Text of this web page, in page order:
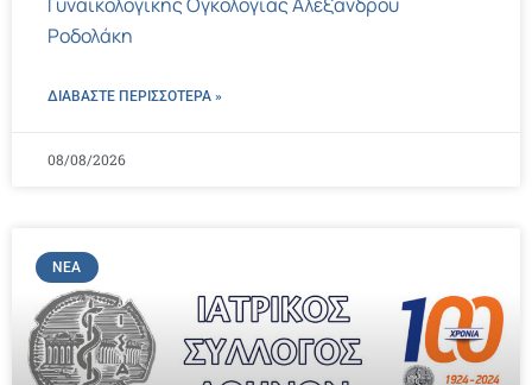
Ροδολάκη
ΔΙΑΒΑΣΤΕ ΠΕΡΙΣΣΌΤΕΡΑ »
08/08/2026
ΝΈΑ